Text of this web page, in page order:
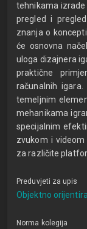
tehnikama
pregled i
znanja o
će osnovna
uloga dizajnera
praktične
računalnih
temeljnim
mehanikama
specijalnim
zvukom i
za različite
Preduvjeti za upis
Objektno
Norma kolegija